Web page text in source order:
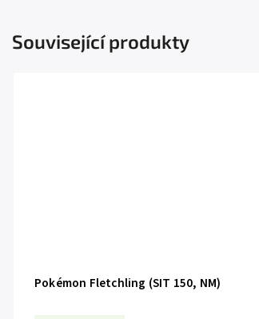
Související produkty
Pokémon Fletchling (SIT 150, NM)